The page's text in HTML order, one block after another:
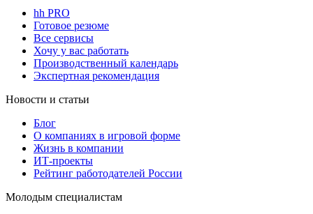
hh PRO
Готовое резюме
Все сервисы
Хочу у вас работать
Производственный календарь
Экспертная рекомендация
Новости и статьи
Блог
О компаниях в игровой форме
Жизнь в компании
ИТ-проекты
Рейтинг работодателей России
Молодым специалистам